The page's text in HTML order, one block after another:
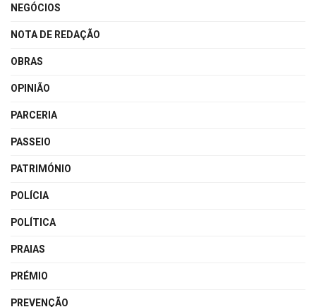
NEGÓCIOS
NOTA DE REDAÇÃO
OBRAS
OPINIÃO
PARCERIA
PASSEIO
PATRIMÓNIO
POLÍCIA
POLÍTICA
PRAIAS
PRÉMIO
PREVENÇÃO